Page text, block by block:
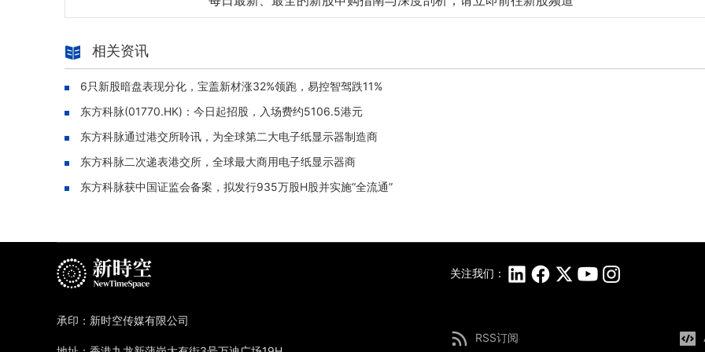
相关资讯
6只新股暗盘表现分化，宝盖新材涨32%领跑，易控智驾跌11%
东方科脉(01770.HK)：今日起招股，入场费约5106.5港元
东方科脉通过港交所聆讯，为全球第二大电子纸显示器制造商
东方科脉二次递表港交所，全球最大商用电子纸显示器商
东方科脉获中国证监会备案，拟发行935万股H股并实施“全流通”
关注我们：
RSS订阅
承印：新时空传媒有限公司